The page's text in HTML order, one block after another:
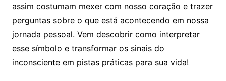
assim costumam mexer com nosso coração e trazer
perguntas sobre o que está acontecendo em nossa
jornada pessoal. Vem descobrir como interpretar
esse símbolo e transformar os sinais do
inconsciente em pistas práticas para sua vida!